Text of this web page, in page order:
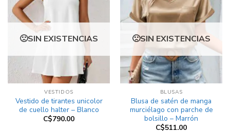
SIN EXISTENCIAS
VESTIDOS
Vestido de tirantes unicolor
de cuello halter – Blanco
C$790.00
SIN EXISTENCIAS
BLUSAS
Blusa de satén de manga
murciélago con parche de
bolsillo – Marrón
C$511.00